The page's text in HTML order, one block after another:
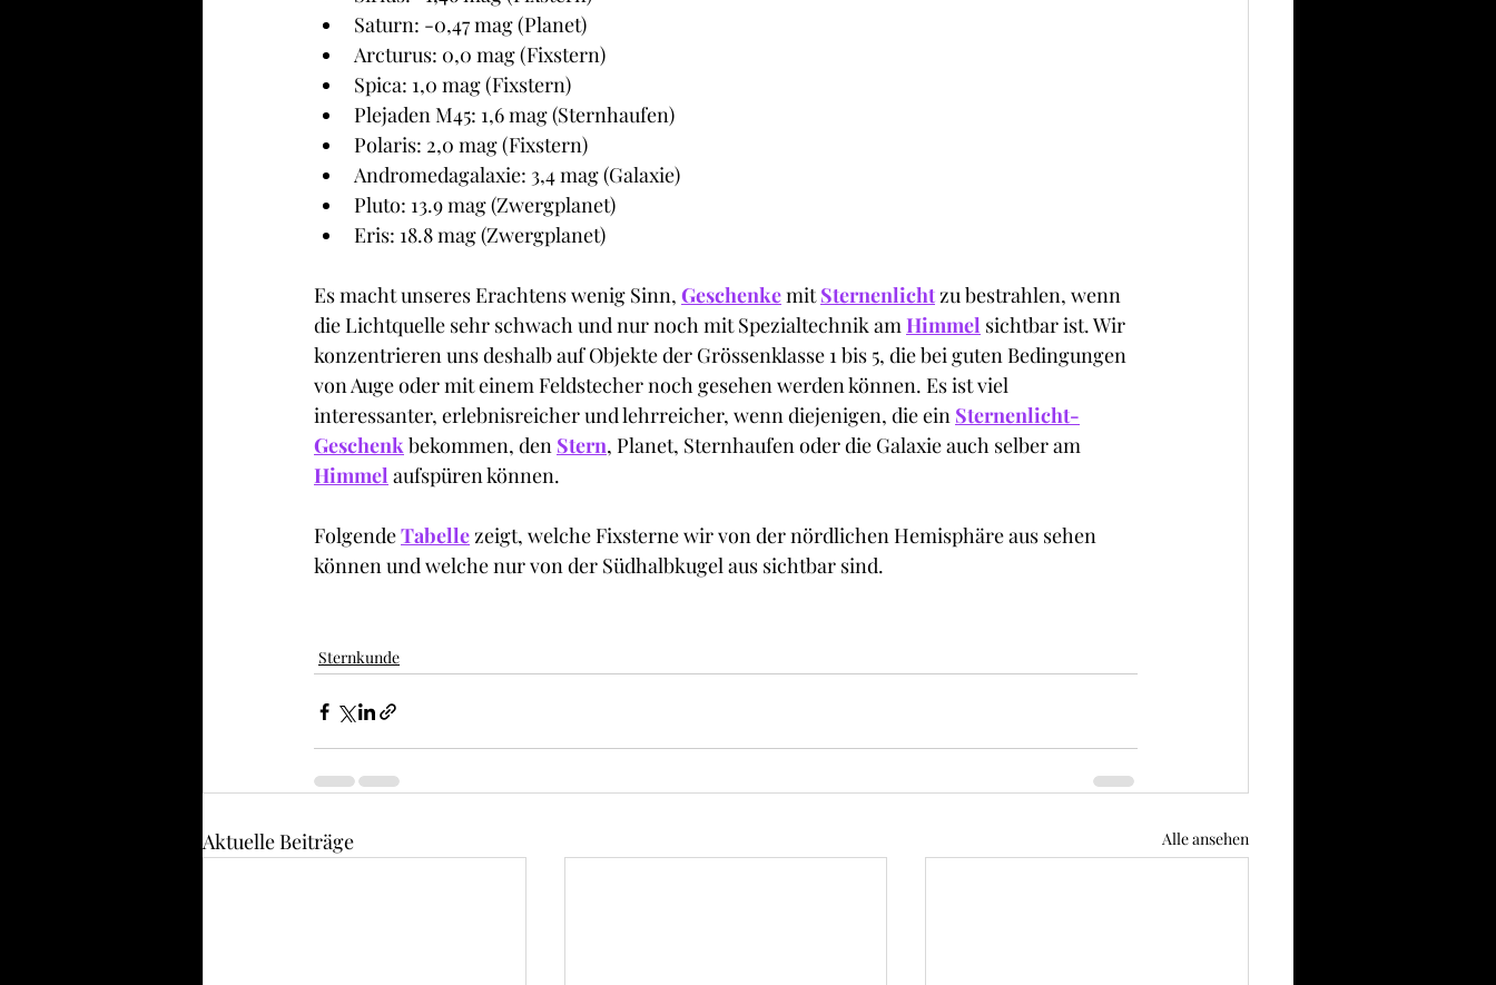
Saturn: -0,47 mag (Planet)
Arcturus: 0,0 mag (Fixstern)
Spica: 1,0 mag (Fixstern)
Plejaden M45: 1,6 mag (Sternhaufen)
Polaris: 2,0 mag (Fixstern)
Andromedagalaxie: 3,4 mag (Galaxie)
Pluto: 13.9 mag (Zwergplanet)
Eris: 18.8 mag (Zwergplanet)
Es macht unseres Erachtens wenig Sinn, Geschenke mit Sternenlicht zu bestrahlen, wenn
die Lichtquelle sehr schwach und nur noch mit Spezialtechnik am Himmel sichtbar ist. Wir
konzentrieren uns deshalb auf Objekte der Grössenklasse 1 bis 5, die bei guten Bedingungen
von Auge oder mit einem Feldstecher noch gesehen werden können. Es ist viel
interessanter, erlebnisreicher und lehrreicher, wenn diejenigen, die ein Sternenlicht-
Geschenk bekommen, den Stern, Planet, Sternhaufen oder die Galaxie auch selber am
Himmel aufspüren können.
Folgende Tabelle zeigt, welche Fixsterne wir von der nördlichen Hemisphäre aus sehen
können und welche nur von der Südhalbkugel aus sichtbar sind.
Sternkunde
Aktuelle Beiträge Alle ansehen